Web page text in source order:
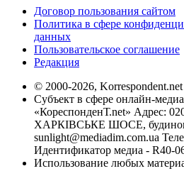
Договор пользования сайтом
Политика в сфере
данных
Пользовательское соглашение
Редакция
© 2000-2026, Korrespondent.net
Субъект в сфере онлайн-
«КореспонденТ.net» Адрес:
ХАРКІВСЬКЕ ШОСЕ, будинок
sunlight@mediadim.com.ua
Идентификатор медиа - R40-
Использование любых